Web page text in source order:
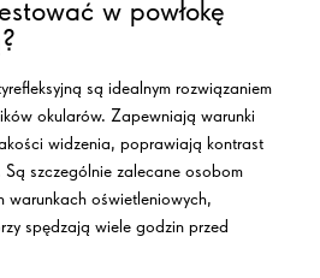
w powłokę
?
są idealnym rozwiązaniem
okularów. Zapewniają warunki
widzenia, poprawiają kontrast
szczególnie zalecane osobom
warunkach oświetleniowych,
spędzają wiele godzin przed